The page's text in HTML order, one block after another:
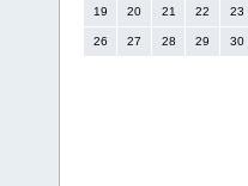
19 20 21 22 23
26 27 28 29 30